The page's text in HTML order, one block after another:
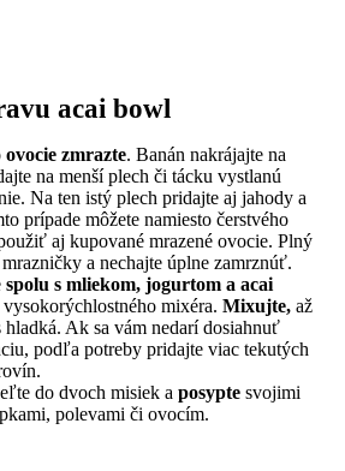
acai bowl
ovocie zmrazte. Banán nakrájajte na
na menší plech či tácku vystlanú
Na ten istý plech pridajte aj jahody a
prípade môžete namiesto čerstvého
aj kupované mrazené ovocie. Plný
a nechajte úplne zamrznúť.
spolu s mliekom, jogurtom a acai
mixéra. Mixujte, až
hladká. Ak sa vám nedarí dosiahnuť
podľa potreby pridajte viac tekutých
do dvoch misiek a posypte svojimi
polevami či ovocím.